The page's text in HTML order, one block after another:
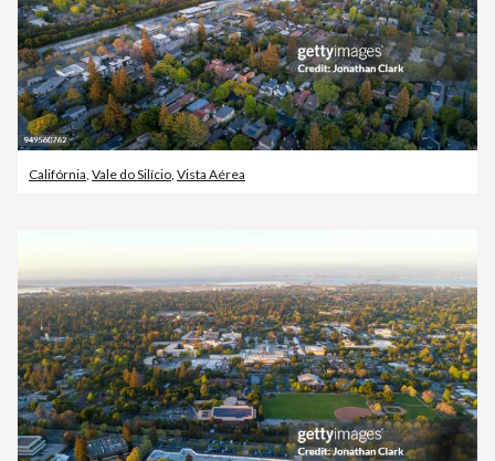
Califórnia Vale do Silício Vista Aérea